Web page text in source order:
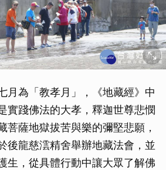
月為「教孝月」，《地藏經》中
實踐佛法的大孝，釋迦世尊悲憫
菩薩地獄拔苦與樂的彌堅悲願，
後龍慈澐精舍舉辦地藏法會，並
生，從具體行動中讓大眾了解佛